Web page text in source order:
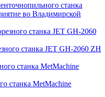
станка
во Владимирской
станка JET GH-2060 ZH
станка MetMachine